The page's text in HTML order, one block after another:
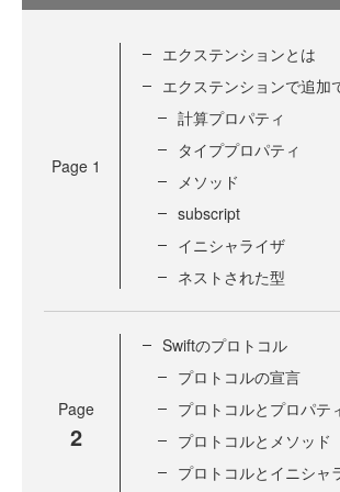
Page 1
エクステンションとは
エクステンションで追加
計算プロパティ
タイププロパティ
メソッド
subscript
イニシャライザ
ネストされた型
Page
2
Swiftのプロトコル
プロトコルの宣言
プロトコルとプロパテ
プロトコルとメソッド
プロトコルとイニシャ